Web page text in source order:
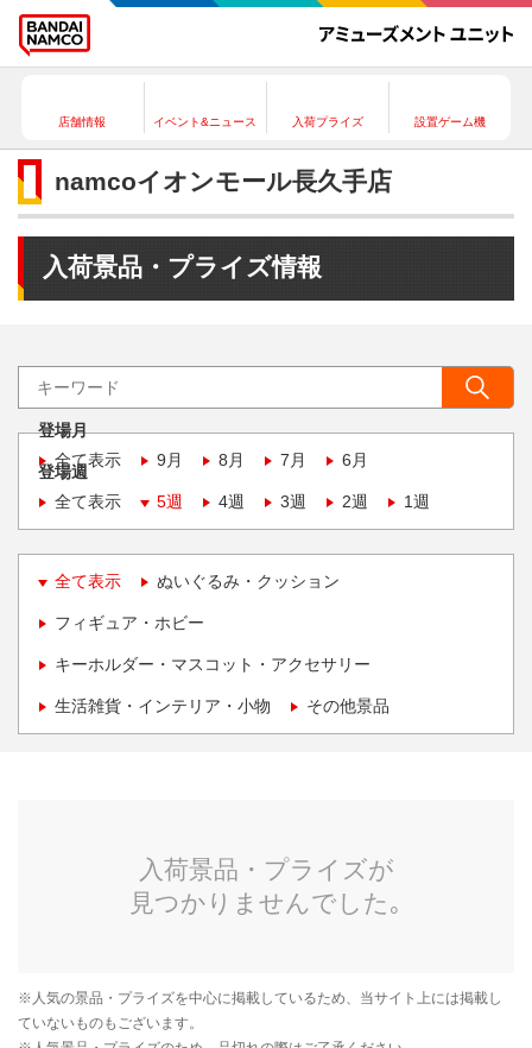
店舗情報 イベント&ニュース 入荷プライズ 設置ゲーム機
namcoイオンモール長久手店
入荷景品・プライズ情報
登場月
全て表示
9月 8月 7月 6月
登場週
全て表示
5週 4週 3週 2週 1週
全て表示 ぬいぐるみ・クッション
フィギュア・ホビー
キーホルダー・マスコット・アクセサリー
生活雑貨・インテリア・小物 その他景品